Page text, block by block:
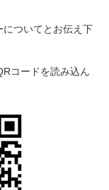
ついてとお伝え下
コードを読み込ん